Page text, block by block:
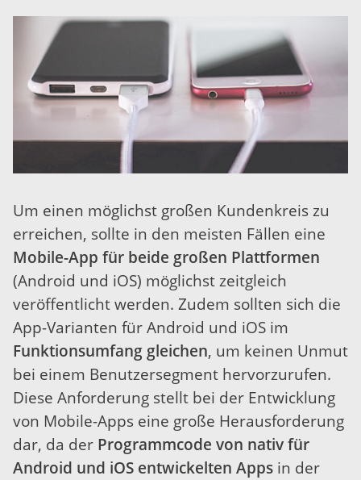
Um einen möglichst großen Kundenkreis zu
erreichen, sollte in den meisten Fällen eine
Mobile-App für beide großen Plattformen
(Android und iOS) möglichst zeitgleich
veröffentlicht werden. Zudem sollten sich die
App-Varianten für Android und iOS im
Funktionsumfang gleichen, um keinen Unmut
bei einem Benutzersegment hervorzurufen.
Diese Anforderung stellt bei der Entwicklung
von Mobile-Apps eine große Herausforderung
dar, da der Programmcode von nativ für
Android und iOS entwickelten Apps in der